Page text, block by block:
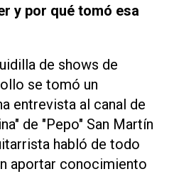
y por qué tomó esa
de shows de
se tomó un
entrevista al canal de
de "Pepo" San Martín
habló de todo
aportar conocimiento